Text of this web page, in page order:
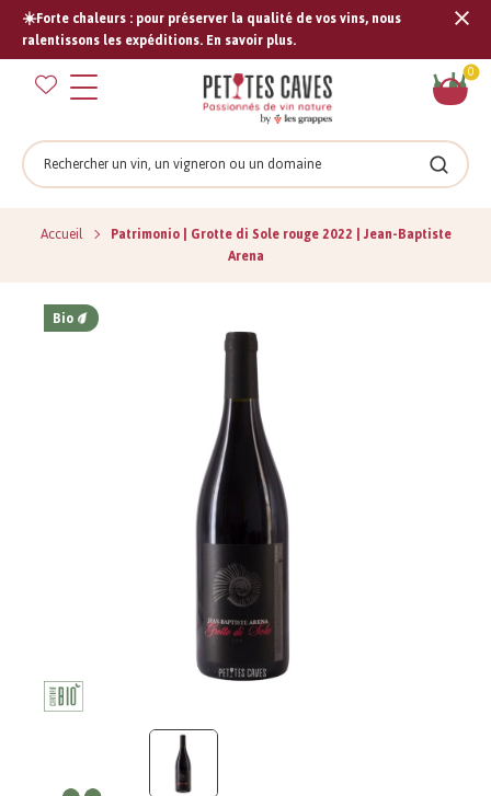
☀️Forte chaleurs : pour préserver la qualité de vos vins, nous
ralentissons les expéditions. En savoir plus.
0
Rechercher
Accueil
Patrimonio | Grotte di Sole rouge 2022 | Jean-Baptiste
Arena
Bio